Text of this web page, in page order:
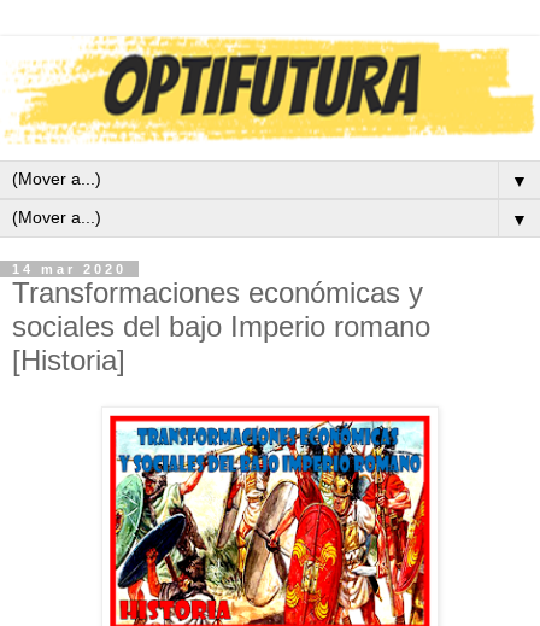
▼
▼
14 mar 2020
Transformaciones económicas y
sociales del bajo Imperio romano
[Historia]